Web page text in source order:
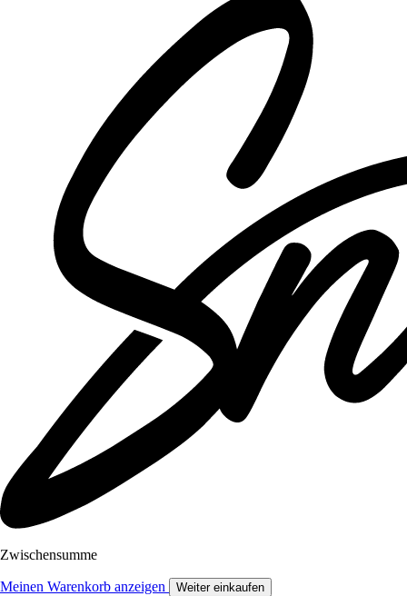
Zwischensumme
Meinen Warenkorb anzeigen Weiter einkaufen